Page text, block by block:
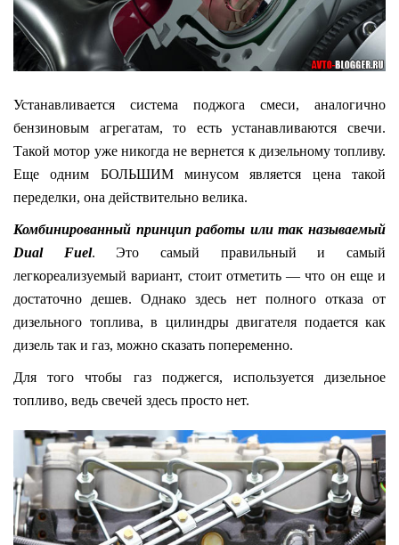
Устанавливается система поджога смеси, аналогично
бензиновым агрегатам, то есть устанавливаются свечи.
Такой мотор уже никогда не вернется к дизельному топливу.
Еще одним БОЛЬШИМ минусом является цена такой
переделки, она действительно велика.
Комбинированный принцип работы или так называемый
Dual Fuel. Это самый правильный и самый
легкореализуемый вариант, стоит отметить — что он еще и
достаточно дешев. Однако здесь нет полного отказа от
дизельного топлива, в цилиндры двигателя подается как
дизель так и газ, можно сказать попеременно.
Для того чтобы газ поджегся, используется дизельное
топливо, ведь свечей здесь просто нет.